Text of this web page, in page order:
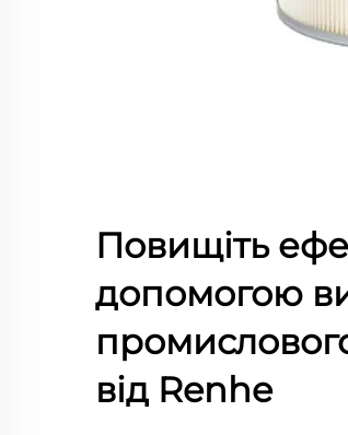
Повищіть
допомогою
від Renhe